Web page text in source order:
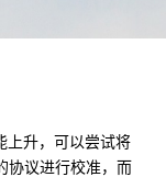
上升，可以尝试将
协议进行校准，而